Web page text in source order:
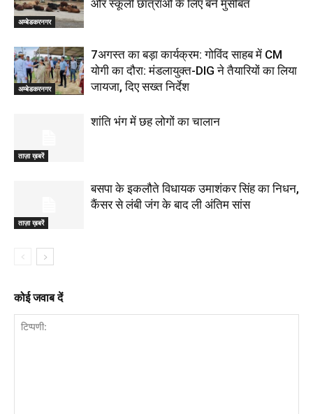
अम्बेडकरनगर
और स्कूली छात्राओं के लिए बने मुसीबत
अम्बेडकरनगर
7अगस्त का बड़ा कार्यक्रम: गोविंद साहब में CM
योगी का दौरा: मंडलायुक्त-DIG ने तैयारियों का लिया
जायजा, दिए सख्त निर्देश
ताज़ा ख़बरें
शांति भंग में छह लोगों का चालान
ताज़ा ख़बरें
बसपा के इकलौते विधायक उमाशंकर सिंह का निधन,
कैंसर से लंबी जंग के बाद ली अंतिम सांस
कोई जवाब दें